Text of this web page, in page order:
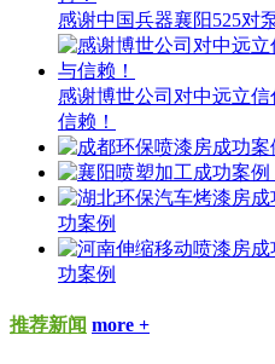
感谢中国兵器襄阳525对
感谢博世公司对中远立
信赖！
功案例
功案例
推荐新闻 more +